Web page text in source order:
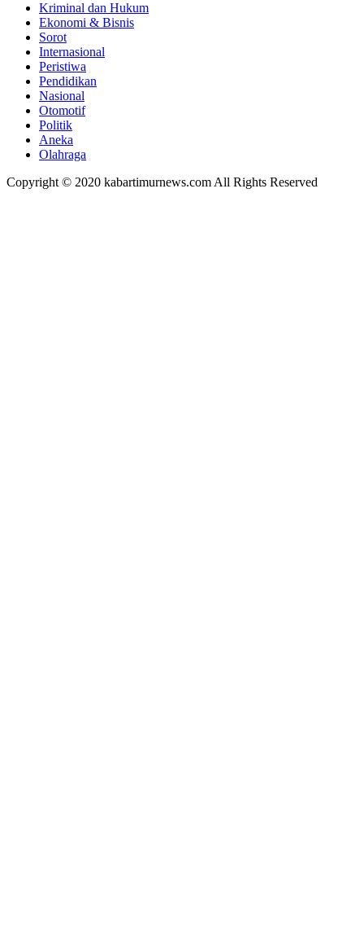
Kriminal dan Hukum
Ekonomi & Bisnis
Sorot
Internasional
Peristiwa
Pendidikan
Nasional
Otomotif
Politik
Aneka
Olahraga
Copyright © 2020 kabartimurnews.com All Rights Reserved